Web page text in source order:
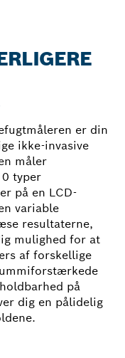
er din
ikke-invasive
måler
typer
på en LCD-
variable
resultaterne,
mulighed for at
af forskellige
på
dig en pålidelig